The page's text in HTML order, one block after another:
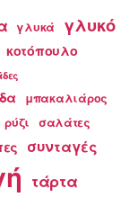
γλυκά γλυκό
κοτόπουλο
μπακαλιάρος
ρύζι σαλάτες
συνταγές
τάρτα